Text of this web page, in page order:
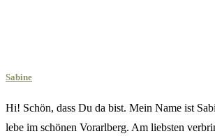
Sabine
Hi! Schön, dass Du da bist. Mein Name ist
lebe im schönen Vorarlberg. Am liebsten